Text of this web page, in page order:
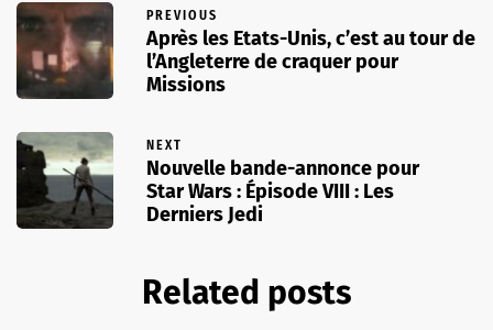
PREVIOUS
Après les Etats-Unis, c’est au tour de
l’Angleterre de craquer pour
Missions
NEXT
Nouvelle bande-annonce pour
Star Wars : Épisode VIII : Les
Derniers Jedi
Related posts